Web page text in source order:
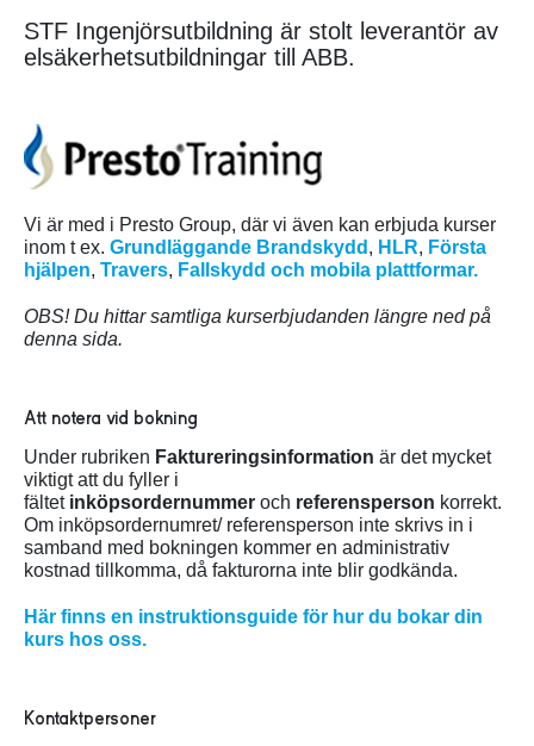
STF Ingenjörsutbildning är stolt leverantör av
elsäkerhetsutbildningar till ABB.
Vi är med i Presto Group, där vi även kan erbjuda kurser
inom t ex. Grundläggande Brandskydd , HLR, Första
hjälpen, Travers, Fallskydd och mobila plattformar.
OBS! Du hittar samtliga kurserbjudanden längre ned på
denna sida.
Att notera vid bokning
Under rubriken Faktureringsinformation är det mycket
viktigt att du fyller i
fältet inköpsordernummer och referensperson korrekt.
Om inköpsordernumret/ referensperson inte skrivs in i
samband med bokningen kommer en administrativ
kostnad tillkomma, då fakturorna inte blir godkända.
Här finns en instruktionsguide för hur du bokar din
kurs hos oss.
Kontaktpersoner